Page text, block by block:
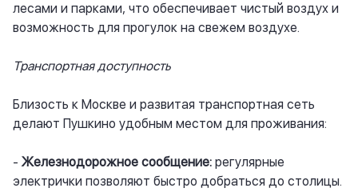
лесами и парками, что обеспечивает чистый воздух и
возможность для прогулок на свежем воздухе.
Транспортная доступность
Близость к Москве и развитая транспортная сеть
делают Пушкино удобным местом для проживания:
-Железнодорожное сообщение: регулярные
электрички позволяют быстро добраться до столицы.